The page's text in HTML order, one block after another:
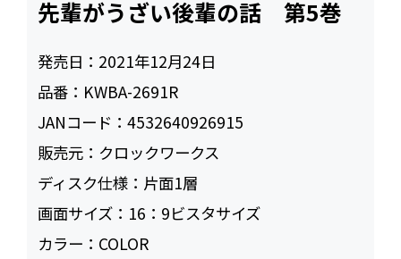
先輩がうざい後輩の話 第5巻
発売日： 2021年12月24日
品番： KWBA-2691R
JANコード：4532640926915
販売元： クロックワークス
ディスク仕様： 片面1層
画面サイズ： 16：9ビスタサイズ
カラー： COLOR